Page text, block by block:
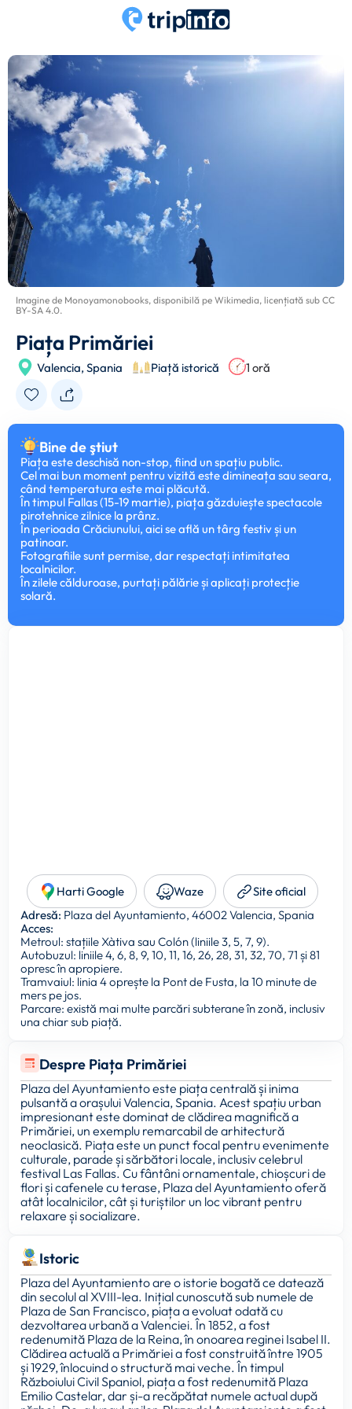
Imagine de Monoyamonobooks, disponibilă pe Wikimedia, licențiată sub CC
BY-SA 4.0.
Piața Primăriei
Valencia, Spania Piață istorică 1 oră
Despre Piața Primăriei
Plaza del Ayuntamiento este piața centrală și inima
pulsantă a orașului Valencia, Spania. Acest spațiu urban
impresionant este dominat de clădirea magnifică a
Primăriei, un exemplu remarcabil de arhitectură
neoclasică. Piața este un punct focal pentru evenimente
culturale, parade și sărbători locale, inclusiv celebrul
festival Las Fallas. Cu fântâni ornamentale, chioșcuri de
flori și cafenele cu terase, Plaza del Ayuntamiento oferă
atât localnicilor, cât și turiștilor un loc vibrant pentru
relaxare și socializare.
Istoric
Plaza del Ayuntamiento are o istorie bogată ce datează
din secolul al XVIII-lea. Inițial cunoscută sub numele de
Plaza de San Francisco, piața a evoluat odată cu
dezvoltarea urbană a Valenciei. În 1852, a fost
redenumită Plaza de la Reina, în onoarea reginei Isabel II.
Clădirea actuală a Primăriei a fost construită între 1905
și 1929, înlocuind o structură mai veche. În timpul
Războiului Civil Spaniol, piața a fost redenumită Plaza
Emilio Castelar, dar și-a recăpătat numele actual după
Bine de ştiut
Piața este deschisă non-stop, fiind un spațiu public.
Cel mai bun moment pentru vizită este dimineața sau seara,
când temperatura este mai plăcută.
În timpul Fallas (15-19 martie), piața găzduiește spectacole
pirotehnice zilnice la prânz.
În perioada Crăciunului, aici se află un târg festiv și un
patinoar.
Fotografiile sunt permise, dar respectați intimitatea
localnicilor.
În zilele călduroase, purtați pălărie și aplicați protecție
solară.
Harti Google Waze
Site oficial
Adresă: Plaza del Ayuntamiento, 46002 Valencia, Spania
Acces:
Metroul: stațiile Xàtiva sau Colón (liniile 3, 5, 7, 9).
Autobuzul: liniile 4, 6, 8, 9, 10, 11, 16, 26, 28, 31, 32, 70, 71 și 81
opresc în apropiere.
Tramvaiul: linia 4 oprește la Pont de Fusta, la 10 minute de
mers pe jos.
Parcare: există mai multe parcări subterane în zonă, inclusiv
una chiar sub piață.